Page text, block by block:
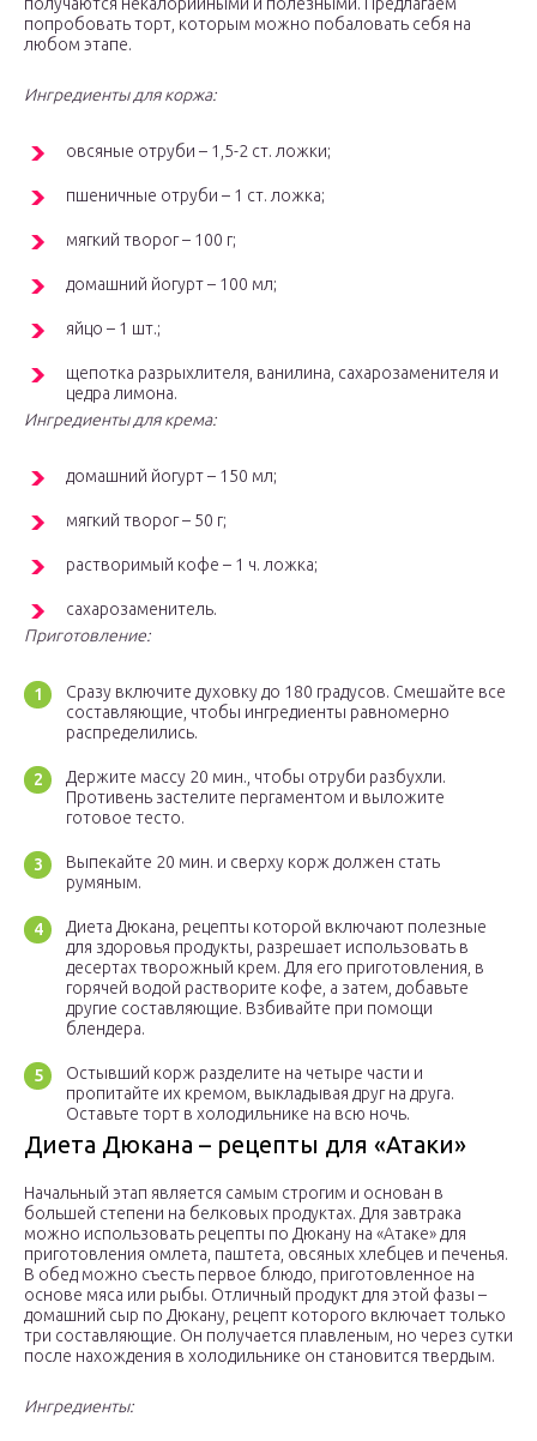
попробовать торт, которым можно побаловать себя на
любом этапе.
Ингредиенты для коржа:
овсяные отруби – 1,5-2 ст. ложки;
пшеничные отруби – 1 ст. ложка;
мягкий творог – 100 г;
домашний йогурт – 100 мл;
яйцо – 1 шт.;
щепотка разрыхлителя, ванилина, сахарозаменителя и
цедра лимона.
Ингредиенты для крема:
домашний йогурт – 150 мл;
мягкий творог – 50 г;
растворимый кофе – 1 ч. ложка;
сахарозаменитель.
Приготовление:
Сразу включите духовку до 180 градусов. Смешайте все
составляющие, чтобы ингредиенты равномерно
распределились.
Держите массу 20 мин., чтобы отруби разбухли.
Противень застелите пергаментом и выложите
готовое тесто.
Выпекайте 20 мин. и сверху корж должен стать
румяным.
Диета Дюкана, рецепты которой включают полезные
для здоровья продукты, разрешает использовать в
десертах творожный крем. Для его приготовления, в
горячей водой растворите кофе, а затем, добавьте
другие составляющие. Взбивайте при помощи
блендера.
Остывший корж разделите на четыре части и
пропитайте их кремом, выкладывая друг на друга.
Оставьте торт в холодильнике на всю ночь.
Диета Дюкана – рецепты для «Атаки»
Начальный этап является самым строгим и основан в
большей степени на белковых продуктах. Для завтрака
можно использовать рецепты по Дюкану на «Атаке» для
приготовления омлета, паштета, овсяных хлебцев и печенья.
В обед можно съесть первое блюдо, приготовленное на
основе мяса или рыбы. Отличный продукт для этой фазы –
домашний сыр по Дюкану, рецепт которого включает только
три составляющие. Он получается плавленым, но через сутки
после нахождения в холодильнике он становится твердым.
Ингредиенты: